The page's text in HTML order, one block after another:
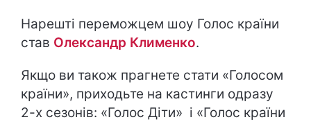
Нарешті переможцем шоу Голос країни
став Олександр Клименко.
Якщо ви також прагнете стати «Голосом
країни», приходьте на кастинги одразу
2-х сезонів: «Голос Діти» і «Голос країни